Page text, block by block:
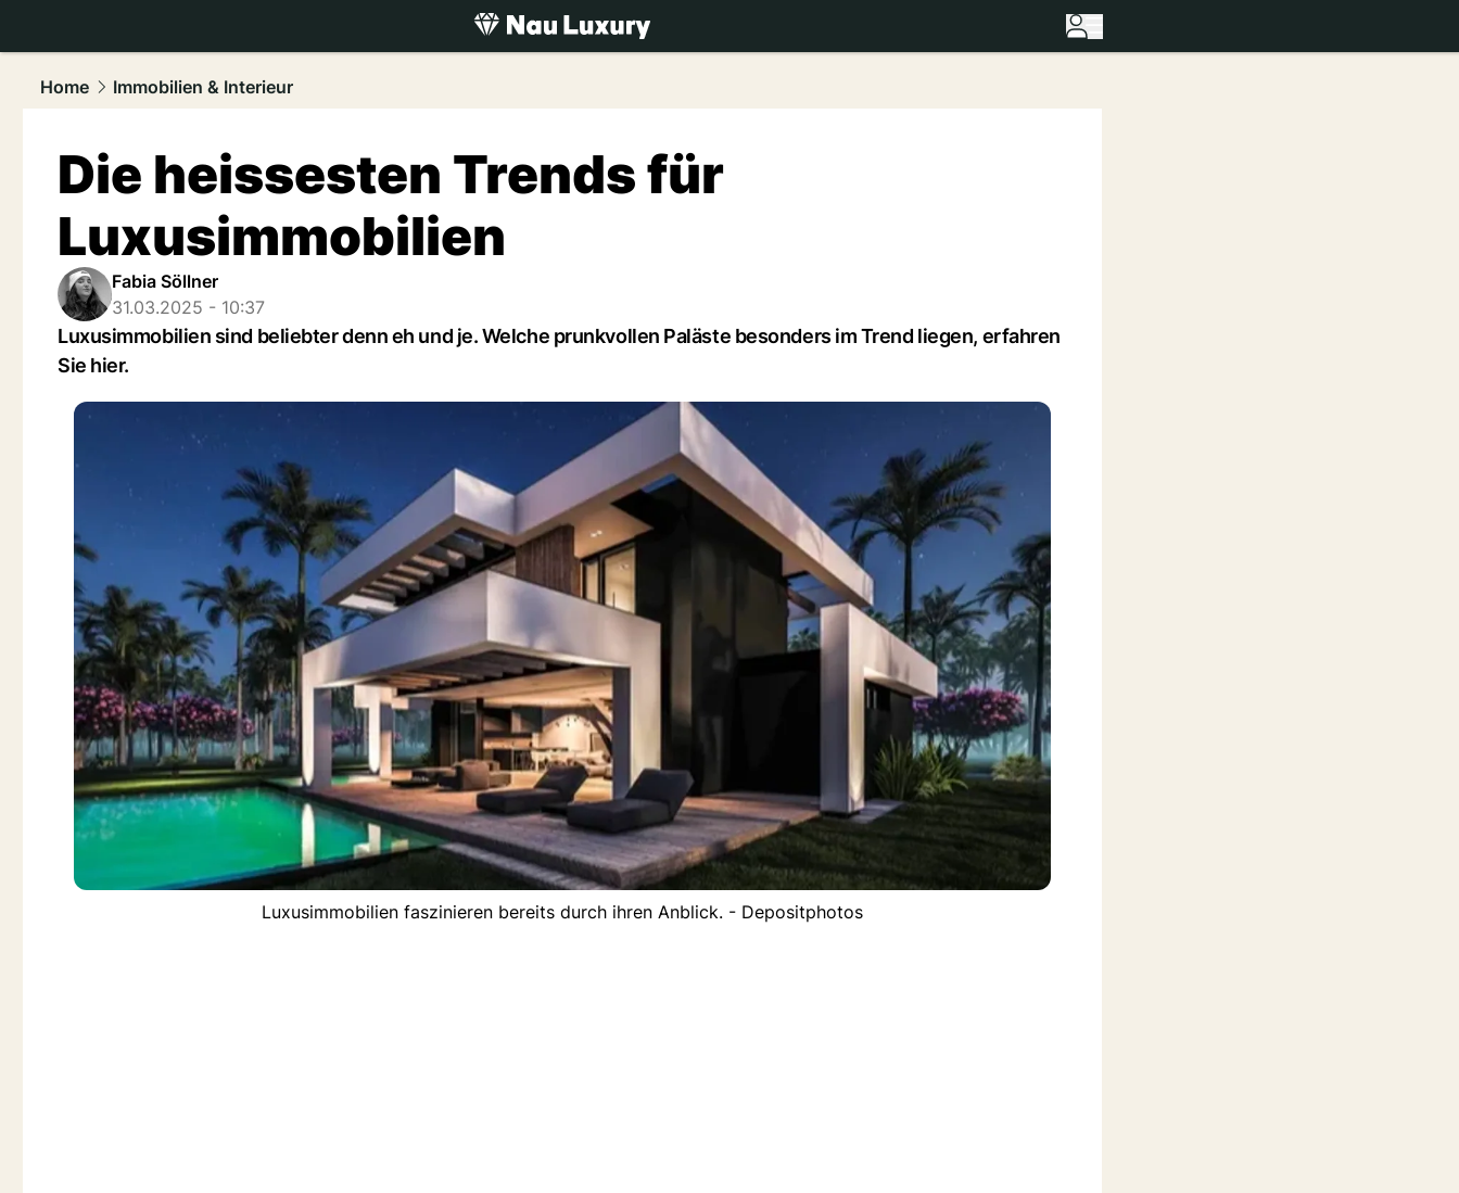
luxury.NAU.ch
Home
Immobilien & Interieur
Die heissesten Trends für
Luxusimmobilien
Fabia Söllner
31.03.2025 - 10:37
Luxusimmobilien sind beliebter denn eh und je. Welche prunkvollen Paläste besonders im Trend liegen, erfahren
Sie hier.
Luxusimmobilien faszinieren bereits durch ihren Anblick. - Depositphotos